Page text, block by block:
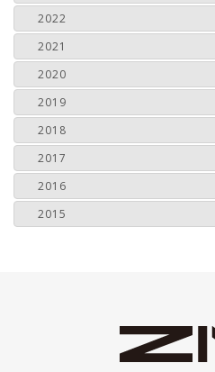
2022
2021
2020
2019
2018
2017
2016
2015